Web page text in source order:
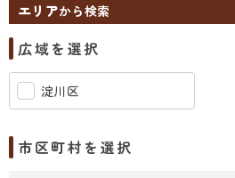
エリアから検索
広域を選択
淀川区
市区町村を選択